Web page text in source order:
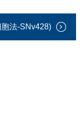
法-SNv428)